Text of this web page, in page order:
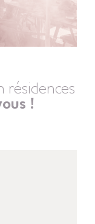
résidences
!